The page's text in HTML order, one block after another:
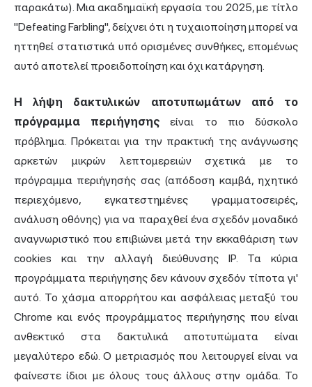
παρακάτω). Μια ακαδημαϊκή εργασία του 2025, με τίτλο
"Defeating Farbling", δείχνει ότι η τυχαιοποίηση μπορεί να
ηττηθεί στατιστικά υπό ορισμένες συνθήκες, επομένως
αυτό αποτελεί προειδοποίηση και όχι κατάργηση.
Η λήψη δακτυλικών αποτυπωμάτων από το
πρόγραμμα περιήγησης είναι το πιο δύσκολο
πρόβλημα. Πρόκειται για την πρακτική της ανάγνωσης
αρκετών μικρών λεπτομερειών σχετικά με το
πρόγραμμα περιήγησής σας (απόδοση καμβά, ηχητικό
περιεχόμενο, εγκατεστημένες γραμματοσειρές,
ανάλυση οθόνης) για να παραχθεί ένα σχεδόν μοναδικό
αναγνωριστικό που επιβιώνει μετά την εκκαθάριση των
cookies και την αλλαγή διεύθυνσης IP. Τα κύρια
προγράμματα περιήγησηςδεν κάνουν σχεδόν τίποτα γι'
αυτό. Το χάσμα απορρήτου και ασφάλειας μεταξύ του
Chrome και ενός προγράμματος περιήγησης που είναι
ανθεκτικό στα δακτυλικά αποτυπώματα είναι
μεγαλύτερο εδώ. Ο μετριασμός που λειτουργεί είναι να
φαίνεστε ίδιοι με όλους τους άλλους στην ομάδα. Το